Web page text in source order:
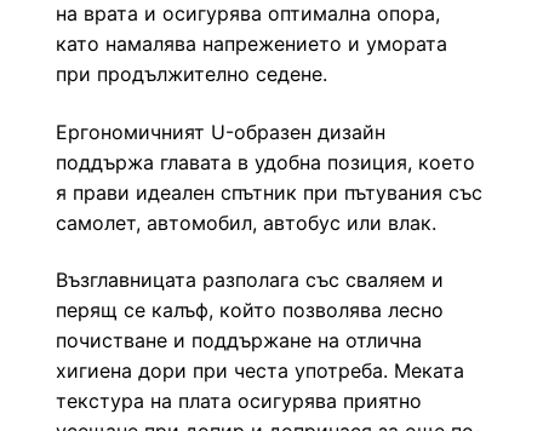
на врата и осигурява оптимална опора,
като намалява напрежението и умората
при продължително седене.
Ергономичният U-образен дизайн
поддържа главата в удобна позиция, което
я прави идеален спътник при пътувания със
самолет, автомобил, автобус или влак.
Възглавницата разполага със сваляем и
перящ се калъф, който позволява лесно
почистване и поддържане на отлична
хигиена дори при честа употреба. Меката
текстура на плата осигурява приятно